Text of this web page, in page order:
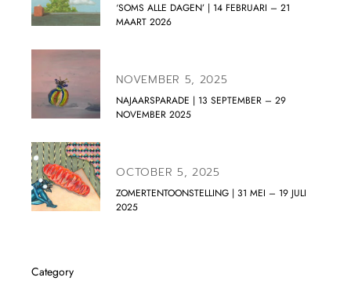
‘SOMS ALLE DAGEN’ | 14 FEBRUARI – 21
MAART 2026
NOVEMBER 5, 2025
NAJAARSPARADE | 13 SEPTEMBER – 29
NOVEMBER 2025
OCTOBER 5, 2025
ZOMERTENTOONSTELLING | 31 MEI – 19 JULI
2025
Category